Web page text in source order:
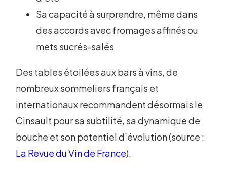
Sa capacité à surprendre, même dans
des accords avec fromages affinés ou
mets sucrés-salés
Des tables étoilées aux bars à vins, de
nombreux sommeliers français et
internationaux recommandent désormais le
Cinsault pour sa subtilité, sa dynamique de
bouche et son potentiel d’évolution (source :
La Revue du Vin de France).